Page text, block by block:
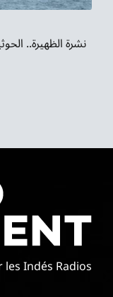
نشرة الظهيرة..
Indés Radios